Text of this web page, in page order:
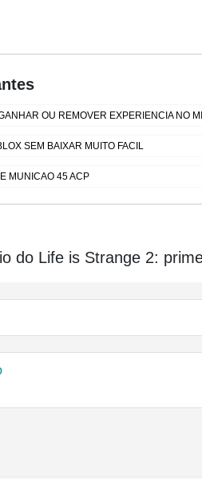
OU REMOVER EXPERIENCIA NO
SEM BAIXAR MUITO FACIL
MUNICAO 45 ACP
do Life is Strange 2: